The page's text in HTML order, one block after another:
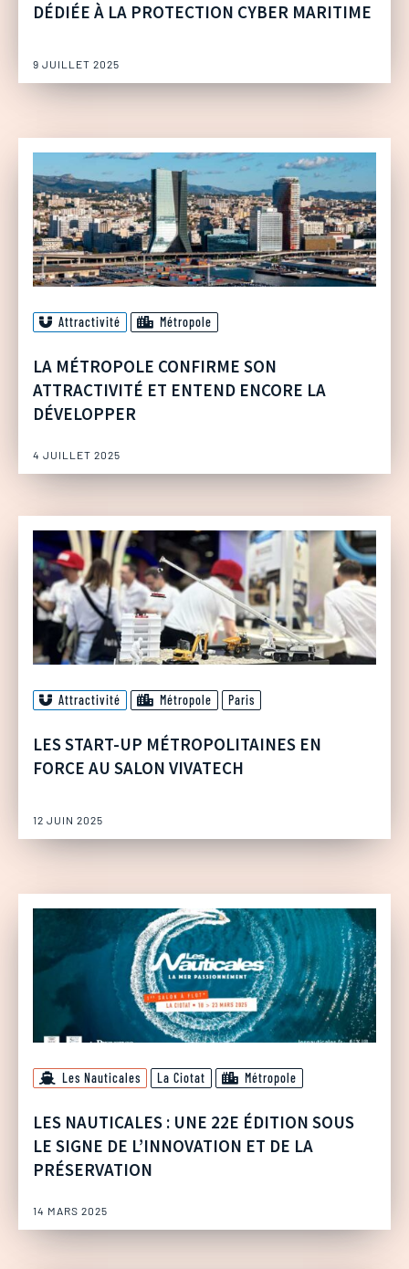
DÉDIÉE À LA PROTECTION CYBER MARITIME
9 JUILLET 2025
Attractivité Métropole
LA MÉTROPOLE CONFIRME SON
ATTRACTIVITÉ ET ENTEND ENCORE LA
DÉVELOPPER
4 JUILLET 2025
Attractivité Métropole Paris
LES START-UP MÉTROPOLITAINES EN
FORCE AU SALON VIVATECH
12 JUIN 2025
Les Nauticales La Ciotat Métropole
LES NAUTICALES : UNE 22E ÉDITION SOUS
LE SIGNE DE L’INNOVATION ET DE LA
PRÉSERVATION
14 MARS 2025